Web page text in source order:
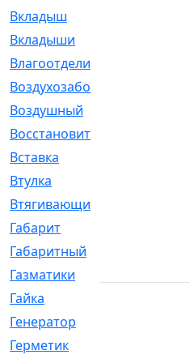
Вкладыш
Вкладыши
Влагоотделитель
Воздухозаборник
Воздушный
Восстановительный
Вставка
Втулка
Втягивающий
Габарит
Габаритный
Газматики
Гайка
Генератор
Герметик